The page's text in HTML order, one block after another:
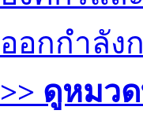
ออกกำลัง
>> ดูหมว